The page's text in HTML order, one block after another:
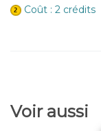
Coût : 2 crédits
Voir aussi